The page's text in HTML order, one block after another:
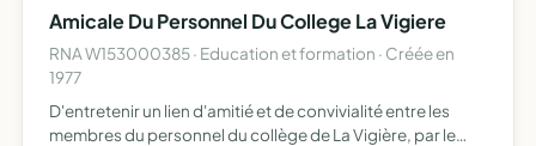
Amicale Du Personnel Du College La Vigiere
RNA W153000385 · Education et formation · Créée en
1977
D'entretenir un lien d'amitié et de convivialité entre les
membres du personnel du collège de La Vigière, par le